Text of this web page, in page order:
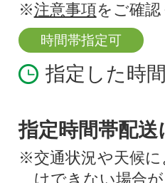
※注意事項をご確認
時間帯指定可
指定した時
指定時間帯配
※交通状況や天候
けできない場合が